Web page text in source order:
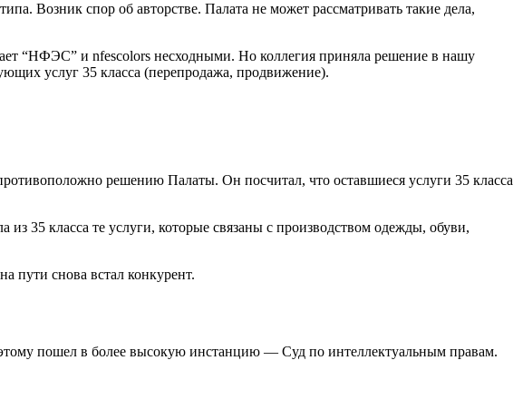
Возник спор об авторстве. Палата не может рассматривать такие дела,
“НФЭС” и nfescolors несходными. Но коллегия приняла решение в нашу
услуг 35 класса (перепродажа, продвижение).
решению Палаты. Он посчитал, что оставшиеся услуги 35 класса
35 класса те услуги, которые связаны с производством одежды, обуви,
пути снова встал конкурент.
пошел в более высокую инстанцию — Суд по интеллектуальным правам.